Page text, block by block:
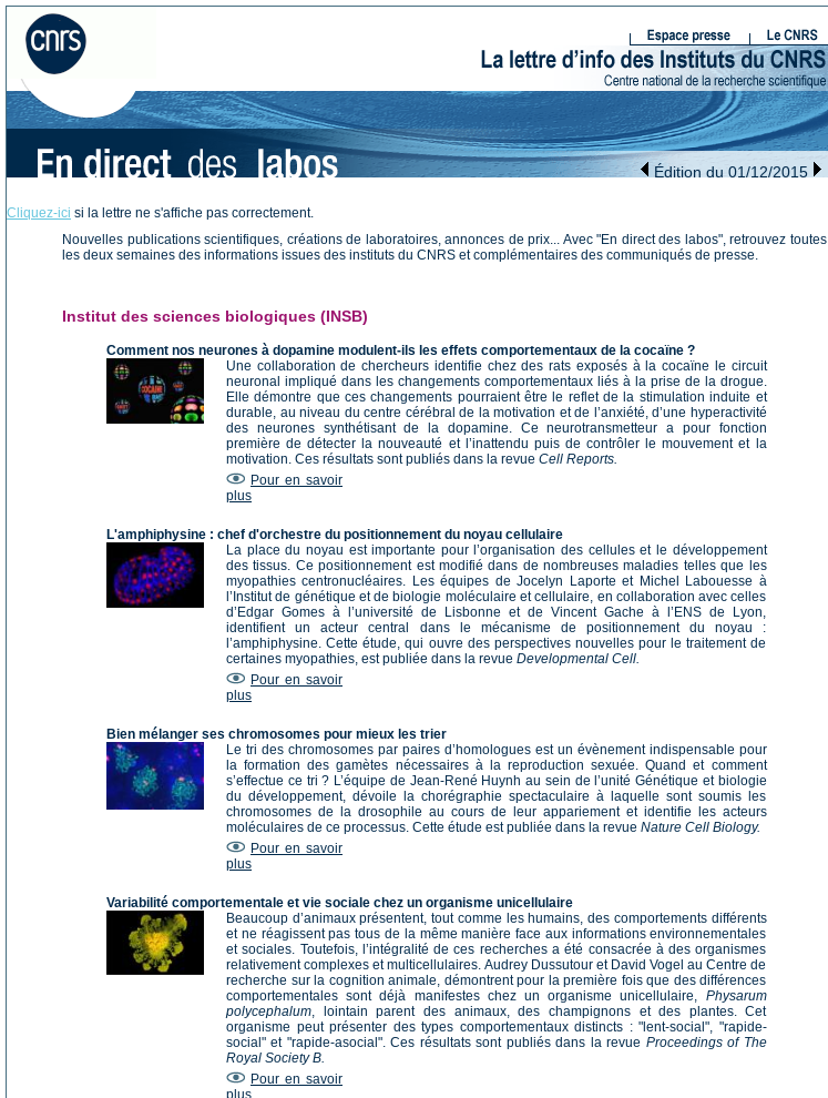
Édition du 01/12/2015
Cliquez-ici si la lettre ne s'affiche pas correctement.
Nouvelles publications scientifiques, créations de laboratoires, annonces de prix... Avec "En direct des labos", retrouvez toutes
les deux semaines des informations issues des instituts du CNRS et complémentaires des communiqués de presse.
Institut des sciences biologiques (INSB)
Comment nos neurones à dopamine modulent-ils les effets comportementaux de la cocaïne ?
Une collaboration de chercheurs identifie chez des rats exposés à la cocaïne le circuit
neuronal impliqué dans les changements comportementaux liés à la prise de la drogue.
Elle démontre que ces changements pourraient être le reflet de la stimulation induite et
durable, au niveau du centre cérébral de la motivation et de l’anxiété, d’une hyperactivité
des neurones synthétisant de la dopamine. Ce neurotransmetteur a pour fonction
première de détecter la nouveauté et l’inattendu puis de contrôler le mouvement et la
motivation. Ces résultats sont publiés dans la revue Cell Reports.
Pour en savoir
plus
L'amphiphysine : chef d'orchestre du positionnement du noyau cellulaire
La place du noyau est importante pour l’organisation des cellules et le développement
des tissus. Ce positionnement est modifié dans de nombreuses maladies telles que les
myopathies centronucléaires. Les équipes de Jocelyn Laporte et Michel Labouesse à
l’Institut de génétique et de biologie moléculaire et cellulaire, en collaboration avec celles
d’Edgar Gomes à l’université de Lisbonne et de Vincent Gache à l’ENS de Lyon,
identifient un acteur central dans le mécanisme de positionnement du noyau :
l’amphiphysine. Cette étude, qui ouvre des perspectives nouvelles pour le traitement de
certaines myopathies, est publiée dans la revue Developmental Cell.
Pour en savoir
plus
Bien mélanger ses chromosomes pour mieux les trier
Le tri des chromosomes par paires d’homologues est un évènement indispensable pour
la formation des gamètes nécessaires à la reproduction sexuée. Quand et comment
s’effectue ce tri ? L’équipe de Jean-René Huynh au sein de l’unité Génétique et biologie
du développement, dévoile la chorégraphie spectaculaire à laquelle sont soumis les
chromosomes de la drosophile au cours de leur appariement et identifie les acteurs
moléculaires de ce processus. Cette étude est publiée dans la revue Nature Cell Biology.
Pour en savoir
plus
Variabilité comportementale et vie sociale chez un organisme unicellulaire
Beaucoup d’animaux présentent, tout comme les humains, des comportements différents
et ne réagissent pas tous de la même manière face aux informations environnementales
et sociales. Toutefois, l’intégralité de ces recherches a été consacrée à des organismes
relativement complexes et multicellulaires. Audrey Dussutour et David Vogel au Centre de
recherche sur la cognition animale, démontrent pour la première fois que des différences
comportementales sont déjà manifestes chez un organisme unicellulaire, Physarum
polycephalum, lointain parent des animaux, des champignons et des plantes. Cet
organisme peut présenter des types comportementaux distincts : "lent-social", "rapide-
social" et "rapide-asocial". Ces résultats sont publiés dans la revue Proceedings of The
Royal Society B.
Pour en savoir
plus